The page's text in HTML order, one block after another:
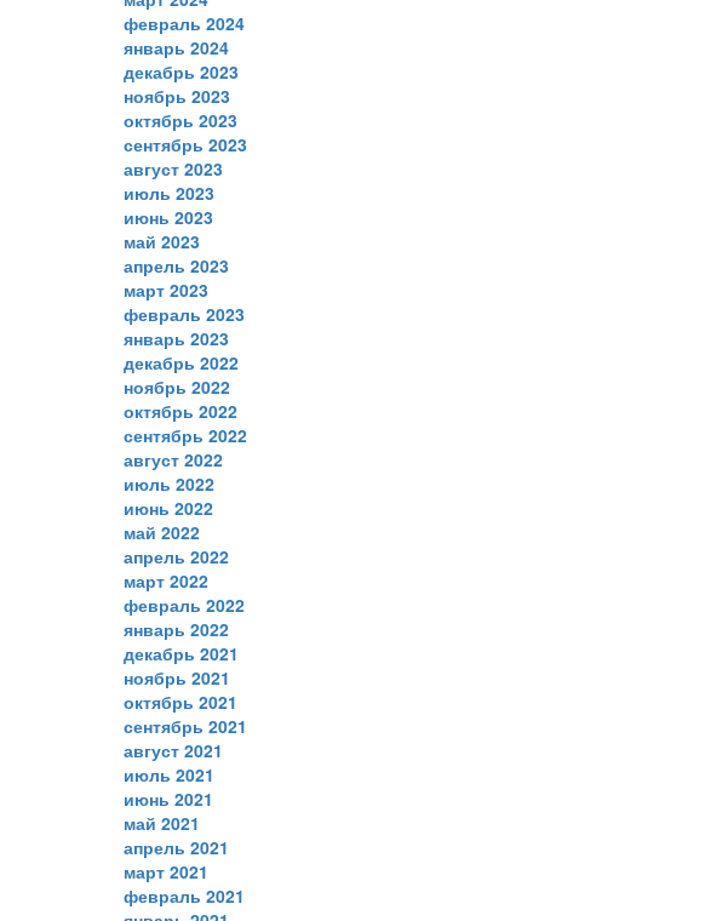
февраль 2024
январь 2024
декабрь 2023
ноябрь 2023
октябрь 2023
сентябрь 2023
август 2023
июль 2023
июнь 2023
май 2023
апрель 2023
март 2023
февраль 2023
январь 2023
декабрь 2022
ноябрь 2022
октябрь 2022
сентябрь 2022
август 2022
июль 2022
июнь 2022
май 2022
апрель 2022
март 2022
февраль 2022
январь 2022
декабрь 2021
ноябрь 2021
октябрь 2021
сентябрь 2021
август 2021
июль 2021
июнь 2021
май 2021
апрель 2021
март 2021
февраль 2021